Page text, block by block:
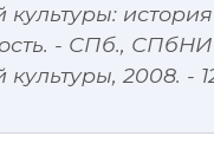
культуры:
- СПб.,
2008. -